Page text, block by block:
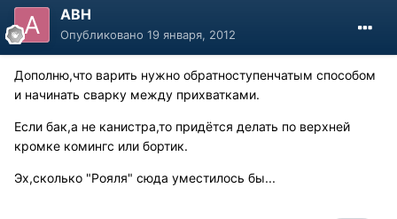
АВН
Опубликовано 19 января, 2012
Дополню,что варить нужно обратноступенчатым способом
и начинать сварку между прихватками.
Если бак,а не канистра,то придётся делать по верхней
кромке комингс или бортик.
Эх,сколько "Рояля" сюда уместилось бы...